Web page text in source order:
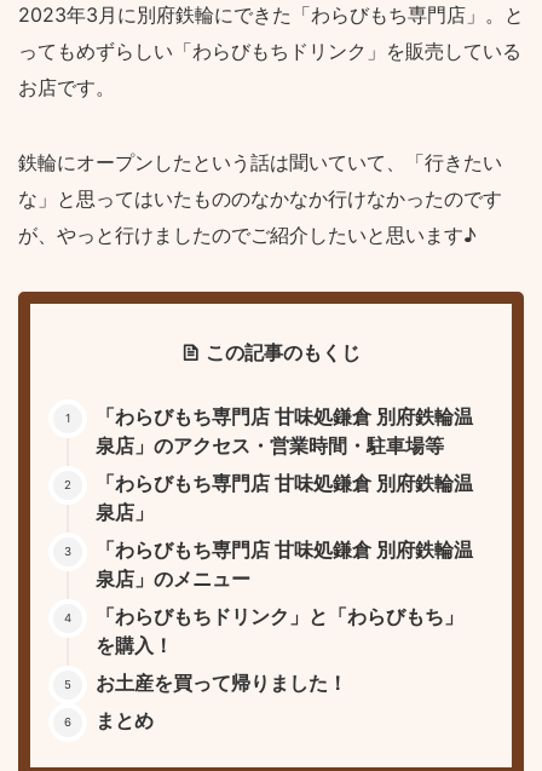
2023年3月に別府鉄輪にできた「わらびもち専門店」。と
ってもめずらしい「わらびもちドリンク」を販売している
お店です。
鉄輪にオープンしたという話は聞いていて、「行きたい
な」と思ってはいたもののなかなか行けなかったのです
が、やっと行けましたのでご紹介したいと思います♪
この記事のもくじ
「わらびもち専門店 甘味処鎌倉 別府鉄輪温
泉店」のアクセス・営業時間・駐車場等
「わらびもち専門店 甘味処鎌倉 別府鉄輪温
泉店」
「わらびもち専門店 甘味処鎌倉 別府鉄輪温
泉店」のメニュー
「わらびもちドリンク」と「わらびもち」
を購入！
お土産を買って帰りました！
まとめ